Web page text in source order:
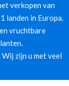
verkopen van
landen in Europa.
vruchtbare
zijn u met veel